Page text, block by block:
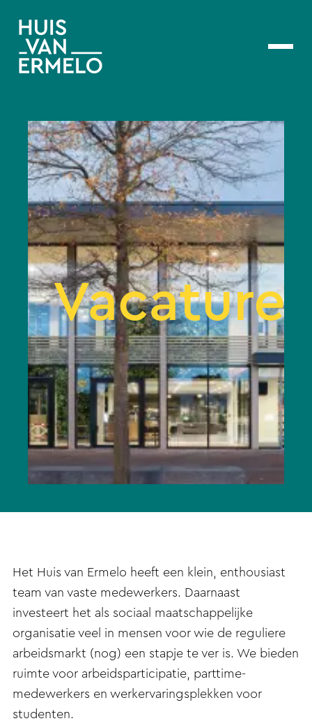
Vacatures
Het Huis van Ermelo heeft een klein, enthousiast
team van vaste medewerkers. Daarnaast
investeert het als sociaal maatschappelijke
organisatie veel in mensen voor wie de reguliere
arbeidsmarkt (nog) een stapje te ver is. We bieden
ruimte voor arbeidsparticipatie, parttime-
medewerkers en werkervaringsplekken voor
studenten.